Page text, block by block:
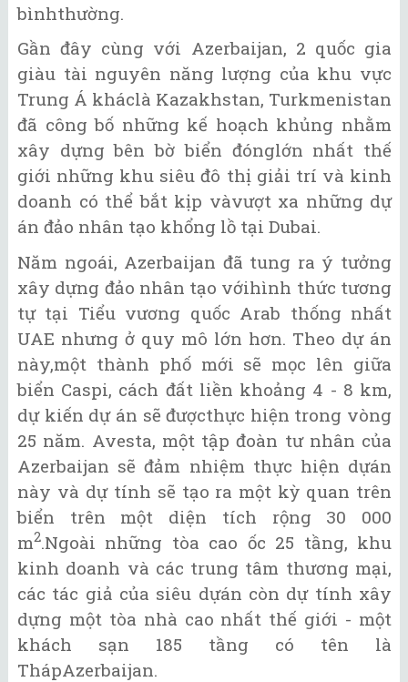
bìnhthường.
Gần đây cùng với Azerbaijan, 2 quốc gia
giàu tài nguyên năng lượng của khu vực
Trung Á kháclà Kazakhstan, Turkmenistan
đã công bố những kế hoạch khủng nhằm
xây dựng bên bờ biển đónglớn nhất thế
giới những khu siêu đô thị giải trí và kinh
doanh có thể bắt kịp vàvượt xa những dự
án đảo nhân tạo khổng lồ tại Dubai.
Năm ngoái, Azerbaijan đã tung ra ý tưởng
xây dựng đảo nhân tạo vớihình thức tương
tự tại Tiểu vương quốc Arab thống nhất
UAE nhưng ở quy mô lớn hơn. Theo dự án
này,một thành phố mới sẽ mọc lên giữa
biển Caspi, cách đất liền khoảng 4 - 8 km,
dự kiến dự án sẽ đượcthực hiện trong vòng
25 năm. Avesta, một tập đoàn tư nhân của
Azerbaijan sẽ đảm nhiệm thực hiện dựán
này và dự tính sẽ tạo ra một kỳ quan trên
biển trên một diện tích rộng 30 000
m2.Ngoài những tòa cao ốc 25 tầng, khu
kinh doanh và các trung tâm thương mại,
các tác giả của siêu dựán còn dự tính xây
dựng một tòa nhà cao nhất thế giới - một
khách sạn 185 tầng có tên là
ThápAzerbaijan.